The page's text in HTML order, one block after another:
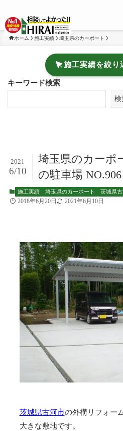
ホーム 施工実績 埼玉県のカーポート
施工実績を絞り
キーワード検索
検
埼玉県のカー
の駐車場 NO.906
2021
6/10
施工実績 埼玉県のカーポート 茨城県
2018年6月20日 2021年6月10日
茨城県古河市の外構リフォー
大きな敷地です。